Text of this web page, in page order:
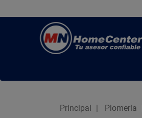
Center
Principal Plomería